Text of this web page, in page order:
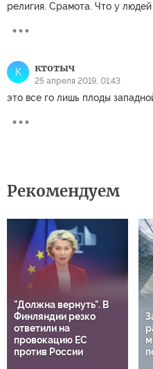
религия. Срамота. Что у
К ктотыч
25 апреля 2019, 01:43
это все го лишь плоды
Рекомендуем
"Должна вернуть". В
Финляндии резко
ответили на
провокацию ЕС
против России